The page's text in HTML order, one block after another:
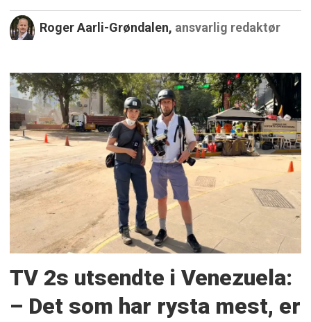
Roger Aarli-Grøndalen, ansvarlig redaktør
TV 2s utsendte i Venezuela:
– Det som har rysta mest, er